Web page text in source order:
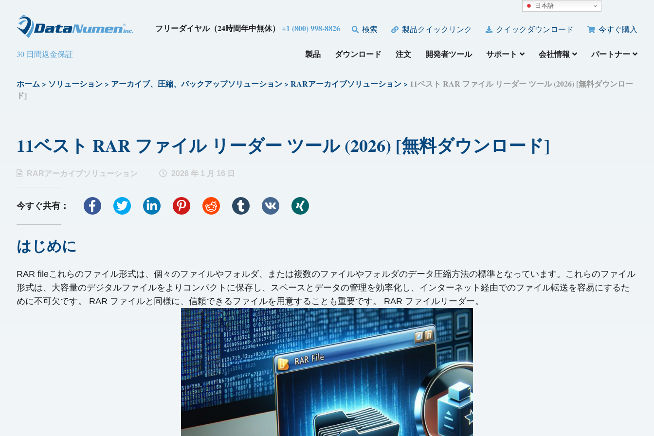
フリーダイヤル（24時間年中無休）+1 (800) 998-8826 検索 製品クイックリンク クイックダウンロード 今すぐ購入
30 日間返金保証 製品 ダウンロード 注文 開発者ツール サポート 会社情報 パートナー
ホーム> ソリューション> アーカイブ、圧縮、バックアップソリューション> RARアーカイブソリューション> 11ベスト RAR ファイル リーダー ツール (2026) [無料ダウンロー
ド]
11ベスト RAR ファイル リーダー ツール (2026) [無料ダウンロード]
RARアーカイブソリューション 2026 年 1 月 16 日
今すぐ共有：
はじめに
RAR fileこれらのファイル形式は、個々のファイルやフォルダ、または複数のファイルやフォルダのデータ圧縮方法の標準となっています。これらのファイル
形式は、大容量のデジタルファイルをよりコンパクトに保存し、スペースとデータの管理を効率化し、インターネット経由でのファイル転送を容易にするた
めに不可欠です。 RAR ファイルと同様に、信頼できるファイルを用意することも重要です。 RAR ファイルリーダー。
日本語